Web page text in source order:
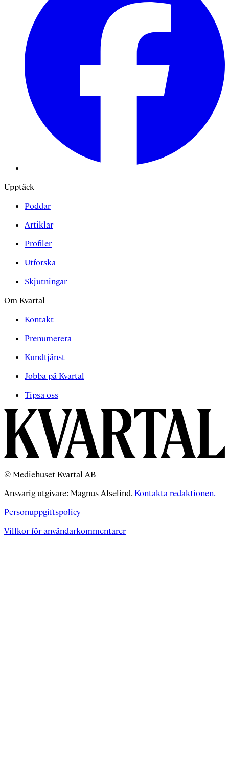
Upptäck
Poddar
Artiklar
Profiler
Utforska
Skjutningar
Om Kvartal
Kontakt
Prenumerera
Kundtjänst
Jobba på Kvartal
Tipsa oss
© Mediehuset Kvartal AB
Ansvarig utgivare: Magnus Alselind. Kontakta redaktionen.
Personuppgiftspolicy
Villkor för användarkommentarer